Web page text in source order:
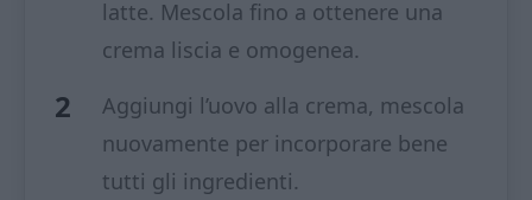
latte. Mescola fino a ottenere una
crema liscia e omogenea.
Aggiungi l’uovo alla crema, mescola
nuovamente per incorporare bene
tutti gli ingredienti.